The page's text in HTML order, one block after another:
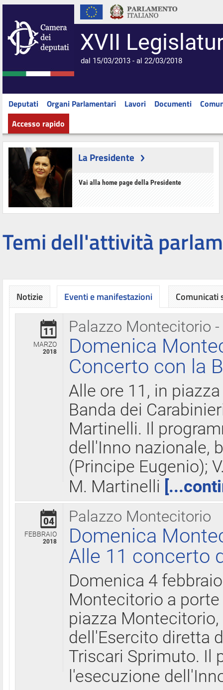
XVII
dal 15/03/2013 - al 22/03/2018
Deputati Organi Parlamentari Lavori Documenti
Accesso rapido
La Presidente
Vai alla home page della Presidente
Temi dell'attività
Notizie Eventi e manifestazioni
Palazzo Montecitorio
11
MARZO
2018
Domenica
Concerto con la
Alle ore 11, in
Banda dei
Martinelli. Il
dell'Inno nazionale,
(Principe Eugenio);
M. Martinelli
Palazzo Montecitorio
04
FEBBRAIO
2018
Domenica
Alle 11 concerto
Domenica 4
Montecitorio a
piazza
dell'Esercito diretta
Triscari Sprimuto. Il
l'esecuzione
Comunicati